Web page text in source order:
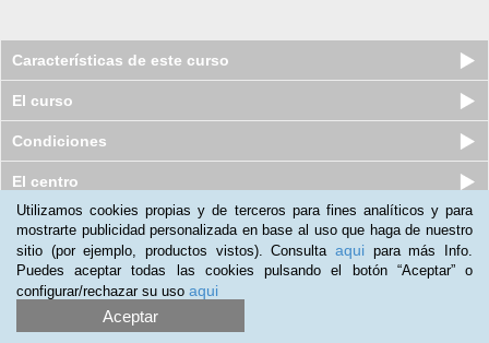
Características de este curso
El curso
Condiciones
El centro
Curso online de Prevención de
Riesgos Laborales en la Construc...
Quedan 2 plazas
Utilizamos cookies propias y de terceros para fines analíticos y para
mostrarte publicidad personalizada en base al uso que haga de nuestro
sitio (por ejemplo, productos vistos). Consulta aqui para más Info.
Puedes aceptar todas las cookies pulsando el botón “Aceptar” o
configurar/rechazar su uso aqui
Aceptar